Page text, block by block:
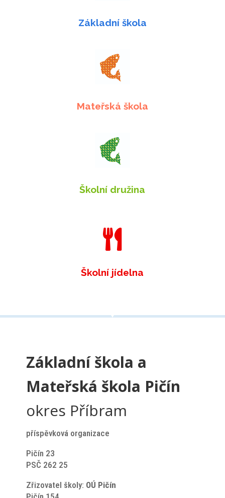
Základní škola
Mateřská škola
Školní družina

Školní jídelna
Základní škola a
Mateřská škola Pičín
okres Příbram
příspěvková organizace
Pičín 23
PSČ 262 25
Zřizovatel školy: OÚ Pičín